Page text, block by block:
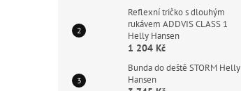
Reflexní tričko s dlouhým
rukávem ADDVIS CLASS 1
Helly Hansen
1 204 Kč
Bunda do deště STORM Helly
Hansen